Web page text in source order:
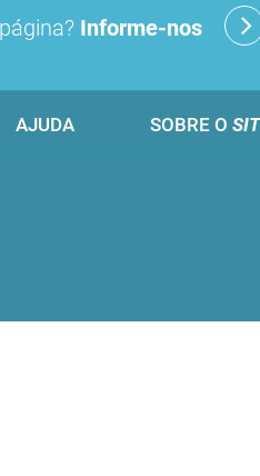
Informe-nos
AJUDA SOBRE O